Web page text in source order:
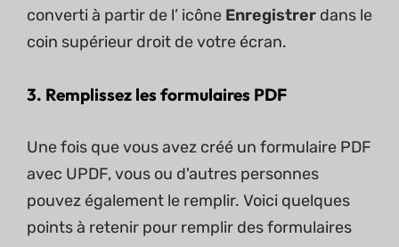
converti à partir de l’ icône Enregistrer dans le
coin supérieur droit de votre écran.
3. Remplissez les formulaires PDF
Une fois que vous avez créé un formulaire PDF
avec UPDF, vous ou d'autres personnes
pouvez également le remplir. Voici quelques
points à retenir pour remplir des formulaires